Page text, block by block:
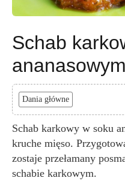
Schab
ananasowym
Dania główne
Schab karkowy w soku
kruche mięso.
zostaje przełamany
schabie karkowym.